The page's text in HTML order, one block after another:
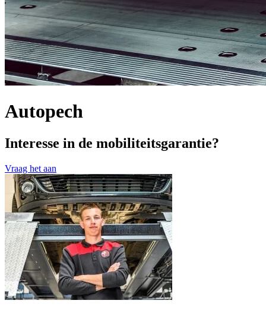
Autopech
Interesse in de mobiliteitsgarantie?
Vraag het aan